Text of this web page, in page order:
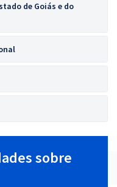
de Goiás e do
sobre